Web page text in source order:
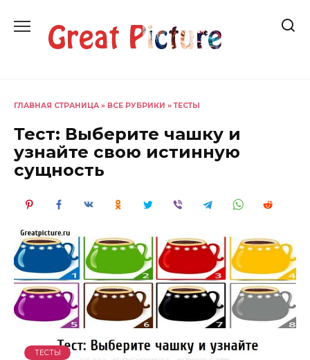
содержанию
ГЛАВНАЯ СТРАНИЦА » ВСЕ РУБРИКИ »ТЕСТЫ
Тест: Выберите чашку и
узнайте свою истинную
сущность
ТЕСТЫ